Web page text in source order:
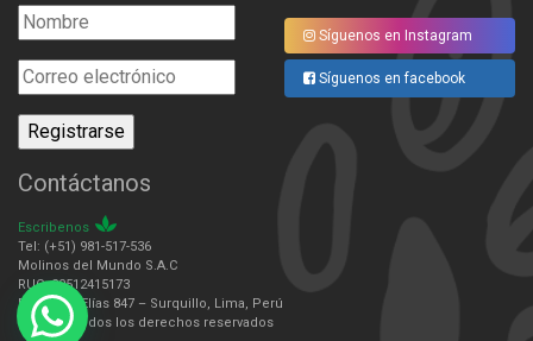
Síguenos en Instagram
Síguenos en facebook
Contáctanos
Escribenos
Tel: (+51) 981-517-536
Molinos del Mundo S.A.C
RUC: 20512415173
Domingo Elías 847 – Surquillo, Lima, Perú
© 2025 - Todos los derechos reservados